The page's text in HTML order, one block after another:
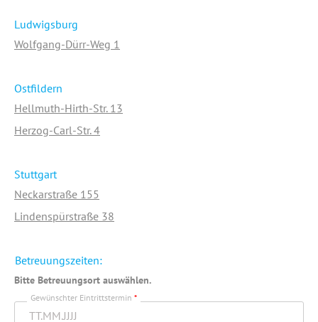
Ludwigsburg
Wolfgang-Dürr-Weg 1
Ostfildern
Hellmuth-Hirth-Str. 13
Herzog-Carl-Str. 4
Stuttgart
Neckarstraße 155
Lindenspürstraße 38
Betreuungszeiten:
Bitte Betreuungsort auswählen.
Gewünschter Eintrittstermin *